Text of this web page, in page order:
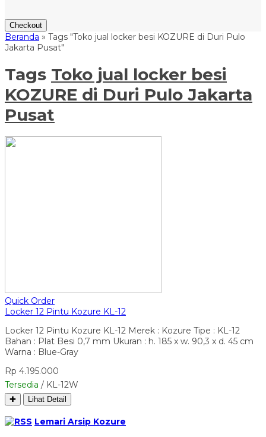
Checkout
Beranda » Tags "Toko jual locker besi KOZURE di Duri Pulo
Jakarta Pusat"
Tags Toko jual locker besi
KOZURE di Duri Pulo Jakarta
Pusat
Quick Order
Locker 12 Pintu Kozure KL-12
Locker 12 Pintu Kozure KL-12 Merek : Kozure Tipe : KL-12
Bahan : Plat Besi 0,7 mm Ukuran : h. 185 x w. 90,3 x d. 45 cm
Warna : Blue-Gray
Rp 4.195.000
Tersedia / KL-12W
✚ Lihat Detail
Lemari Arsip Kozure